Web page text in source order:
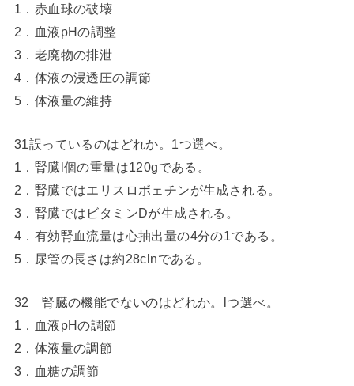
1．赤血球の破壊
2．血液pHの調整
3．老廃物の排泄
4．体液の浸透圧の調節
5．体液量の維持
31誤っているのはどれか。1つ選べ。
1．腎臓l個の重量は120gである。
2．腎臓ではエリスロボェチンが生成される。
3．腎臓ではビタミンDが生成される。
4．有効腎血流量は心抽出量の4分の1である。
5．尿管の長さは約28clnである。
32 腎臓の機能でないのはどれか。lつ選べ。
1．血液pHの調節
2．体液量の調節
3．血糖の調節